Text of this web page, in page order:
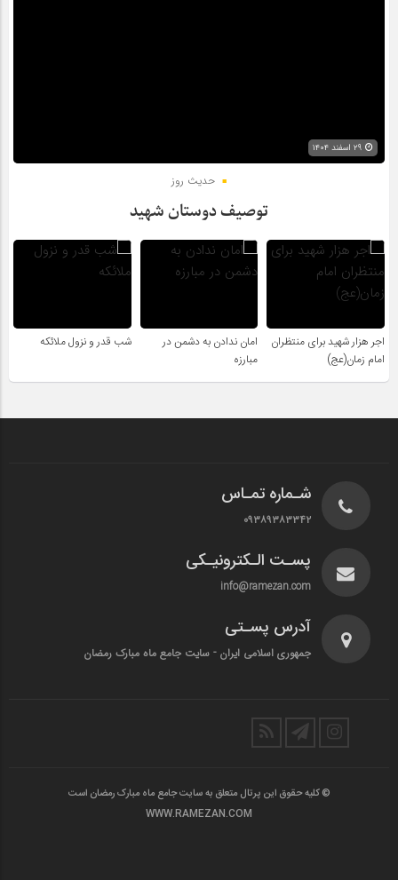
حدیث روز
توصیف دوستان شهید
اجر هزار شهید برای منتظران
امام زمان(عج)
امان ندادن به دشمن در
مبارزه
شب قدر و نزول ملائکه
شـماره تمـاس
۰۹۳۸۹۳۸۳۳۴۲
پسـت الـکترونیـکی
info@ramezan.com
آدرس پسـتی
جمهوری اسلامی ایران - سایت جامع ماه مبارک رمضان
© کلیه حقوق این پرتال متعلق به سایت جامع ماه مبارک رمضان است
WWW.RAMEZAN.COM